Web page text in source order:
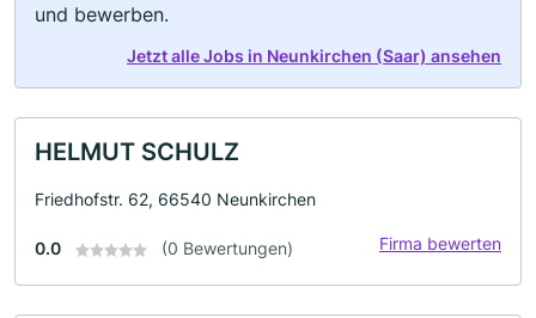
und bewerben.
Jetzt alle Jobs in Neunkirchen (Saar) ansehen
HELMUT SCHULZ
Friedhofstr. 62, 66540 Neunkirchen
0.0 (0 Bewertungen) Firma bewerten